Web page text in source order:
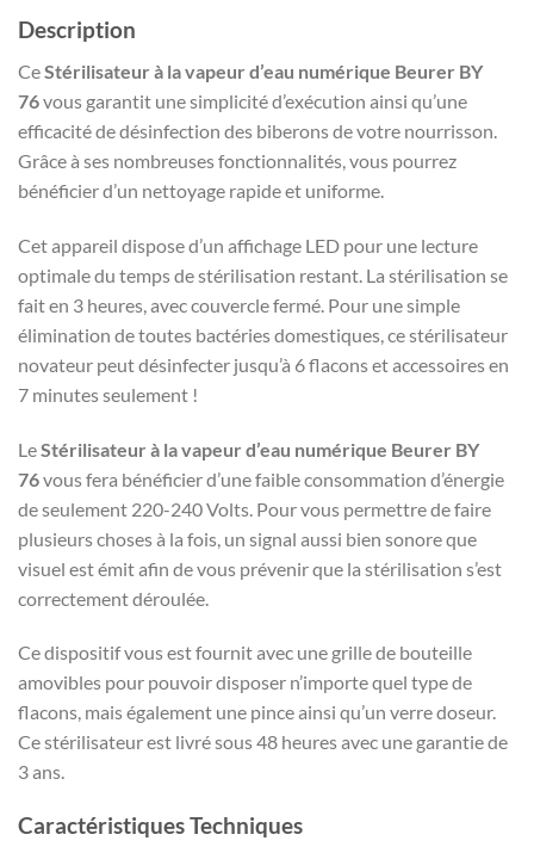
Description
CeStérilisateur à la vapeur d’eau numérique Beurer BY
76vous garantit une simplicité d’exécution ainsi qu’une
efficacité de désinfection des biberons de votre nourrisson.
Grâce à ses nombreuses fonctionnalités, vous pourrez
bénéficier d’un nettoyage rapide et uniforme.
Cet appareil dispose d’un affichage LED pour une lecture
optimale du temps de stérilisation restant. La stérilisation se
fait en 3 heures, avec couvercle fermé. Pour une simple
élimination de toutes bactéries domestiques, ce stérilisateur
novateur peut désinfecter jusqu’à 6 flacons et accessoires en
7 minutes seulement !
LeStérilisateur à la vapeur d’eau numérique Beurer BY
76vous fera bénéficier d’une faible consommation d’énergie
de seulement 220-240 Volts. Pour vous permettre de faire
plusieurs choses à la fois, un signal aussi bien sonore que
visuel est émit afin de vous prévenir que la stérilisation s’est
correctement déroulée.
Ce dispositif vous est fournit avec une grille de bouteille
amovibles pour pouvoir disposer n’importe quel type de
flacons, mais également une pince ainsi qu’un verre doseur.
Ce stérilisateur est livré sous 48 heures avec une garantie de
3 ans.
Caractéristiques Techniques